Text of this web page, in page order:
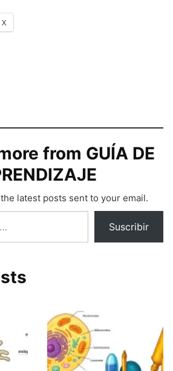
X
from GUÍA DE
latest posts sent to your email.
Suscribir